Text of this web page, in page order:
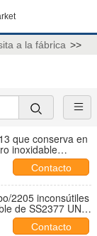
a la fábrica >>
que conserva en
inoxidable
calor
Contacto
2205 inconsútiles
de SS2377 UNS
Contacto